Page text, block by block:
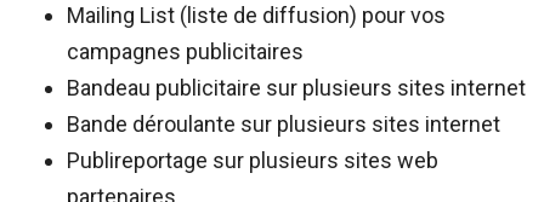
Mailing List (liste de diffusion) pour vos
campagnes publicitaires
Bandeau publicitaire sur plusieurs sites internet
Bande déroulante sur plusieurs sites internet
Publireportage sur plusieurs sites web
partenaires